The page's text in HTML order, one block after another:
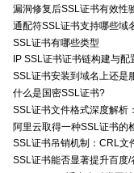
通配符SSL证书支持哪些域
SSL证书有哪些类型
IP SSL证书证书链构建与配
SSL证书安装到域名上还是
什么是国密SSL证书?
SSL证书文件格式深度解析
阿里云取得一种SSL证书的
SSL证书吊销机制：CRL文
SSL证书能否显著提升百度/